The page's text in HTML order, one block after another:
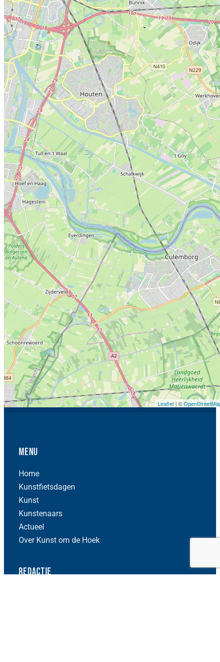
Leaflet | ©
Menu
Home
Kunstfietsdagen
Kunst
Kunstenaars
Actueel
Over Kunst om de Hoek
Redactie